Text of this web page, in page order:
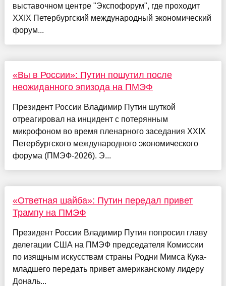
выставочном центре "Экспофорум", где проходит
XXIX Петербургский международный экономический
форум...
«Вы в России»: Путин пошутил после
неожиданного эпизода на ПМЭФ
Президент России Владимир Путин шуткой
отреагировал на инцидент с потерянным
микрофоном во время пленарного заседания XXIX
Петербургского международного экономического
форума (ПМЭФ-2026). Э...
«Ответная шайба»: Путин передал привет
Трампу на ПМЭФ
Президент России Владимир Путин попросил главу
делегации США на ПМЭФ председателя Комиссии
по изящным искусствам страны Родни Мимса Кука-
младшего передать привет американскому лидеру
Дональ...